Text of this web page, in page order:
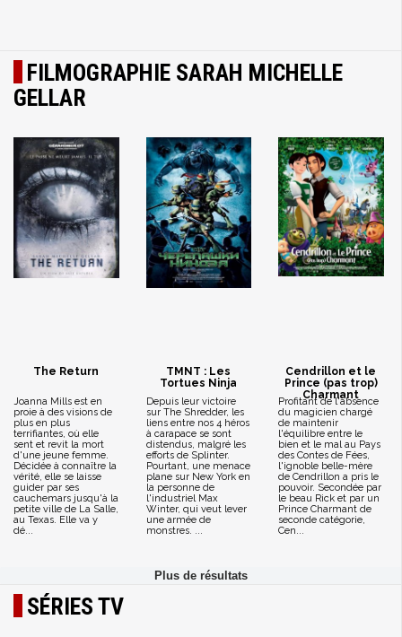
FILMOGRAPHIE SARAH MICHELLE
GELLAR
The Return
Joanna Mills est en
proie à des visions de
plus en plus
terrifiantes, où elle
sent et revit la mort
d'une jeune femme.
Décidée à connaître la
vérité, elle se laisse
guider par ses
cauchemars jusqu'à la
petite ville de La Salle,
au Texas. Elle va y
dé...
TMNT : Les
Tortues Ninja
Depuis leur victoire
sur The Shredder, les
liens entre nos 4 héros
à carapace se sont
distendus, malgré les
efforts de Splinter.
Pourtant, une menace
plane sur New York en
la personne de
l'industriel Max
Winter, qui veut lever
une armée de
monstres. ...
Cendrillon et le
Prince (pas trop)
Charmant
Profitant de l'absence
du magicien chargé
de maintenir
l'équilibre entre le
bien et le mal au Pays
des Contes de Fées,
l'ignoble belle-mère
de Cendrillon a pris le
pouvoir. Secondée par
le beau Rick et par un
Prince Charmant de
seconde catégorie,
Cen...
SÉRIES TV